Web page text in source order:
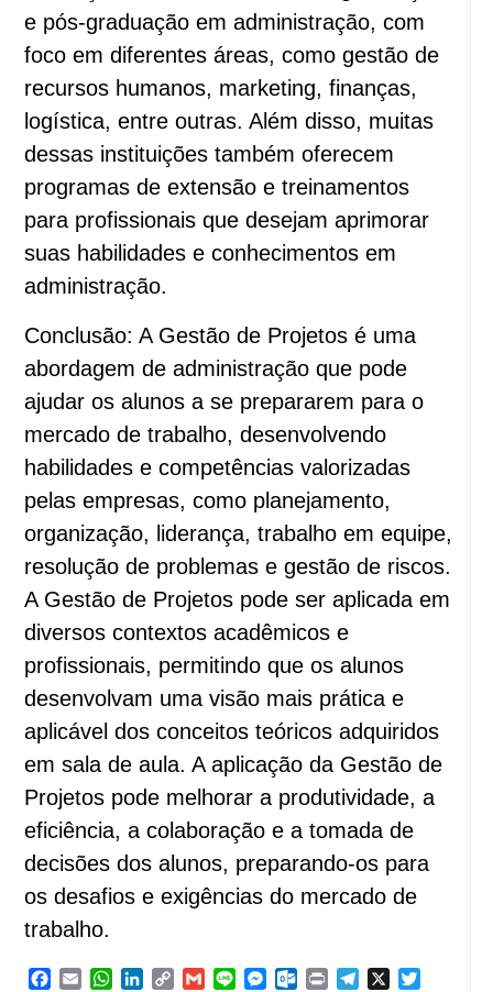
e pós-graduação em administração, com
foco em diferentes áreas, como gestão de
recursos humanos, marketing, finanças,
logística, entre outras. Além disso, muitas
dessas instituições também oferecem
programas de extensão e treinamentos
para profissionais que desejam aprimorar
suas habilidades e conhecimentos em
administração.
Conclusão: A Gestão de Projetos é uma
abordagem de administração que pode
ajudar os alunos a se prepararem para o
mercado de trabalho, desenvolvendo
habilidades e competências valorizadas
pelas empresas, como planejamento,
organização, liderança, trabalho em equipe,
resolução de problemas e gestão de riscos.
A Gestão de Projetos pode ser aplicada em
diversos contextos acadêmicos e
profissionais, permitindo que os alunos
desenvolvam uma visão mais prática e
aplicável dos conceitos teóricos adquiridos
em sala de aula. A aplicação da Gestão de
Projetos pode melhorar a produtividade, a
eficiência, a colaboração e a tomada de
decisões dos alunos, preparando-os para
os desafios e exigências do mercado de
trabalho.
Facebook
EmailWhatsApp
LinkedIn
Copy GmailLine Messenger
Outlook.com
Print Telegram